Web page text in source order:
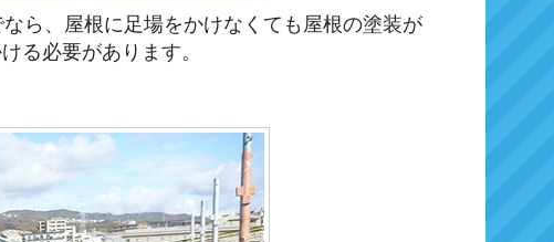
ら、屋根に足場をかけなくても屋根の塗装が
る必要があります。